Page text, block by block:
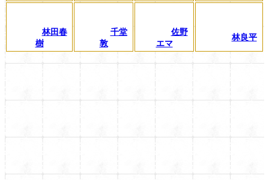
林田春
樹
千堂
敦
佐野
エマ
林良平